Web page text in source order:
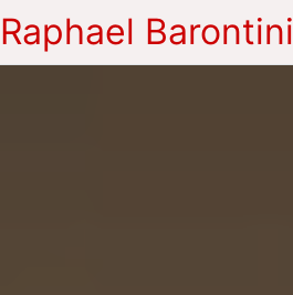
Raphael Barontini